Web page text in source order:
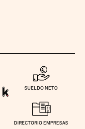
SUELDO NETO
DIRECTORIO EMPRESAS